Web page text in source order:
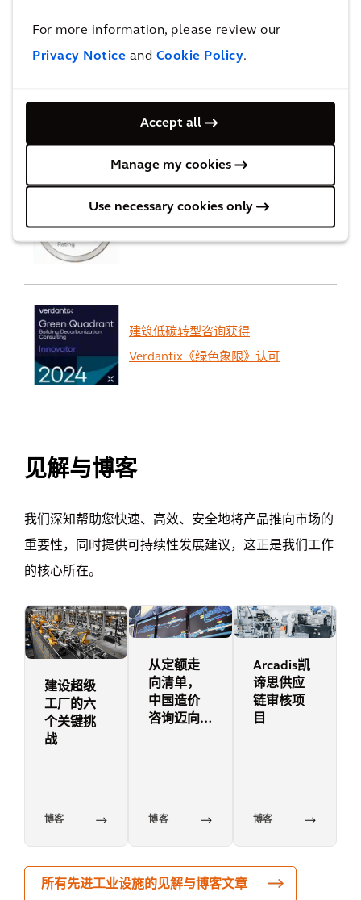
For more information, please review our
Privacy Notice and Cookie Policy.
Accept all
Manage my cookies
Use necessary cookies only
认可
“通用建筑”排行榜榜首
EcoVadis将凯谛思的可持续发展
建筑低碳转型咨询获得
Verdantix《绿色象限》认可
见解与博客
我们深知帮助您快速、高效、安全地将产品推向市场的
重要性，同时提供可持续性发展建议，这正是我们工作
的核心所在。
建设超级
工厂的六
个关键挑
战
博客
从定额走
向清单，
中国造价
咨询迈向
博客
Arcadis凯
谛思供应
链审核项
目
博客
所有先进工业设施的见解与博客文章